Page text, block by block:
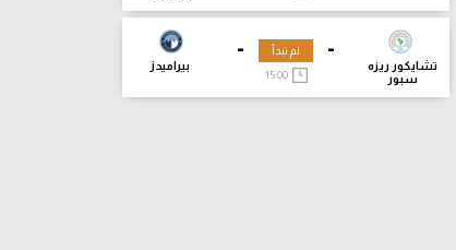
-
تشايكور ريزه
سبور
-
بيراميدز
لم تبدأ
15:00